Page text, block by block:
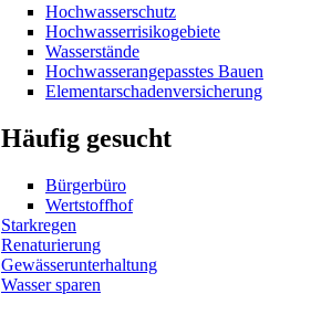
Hochwasserschutz
Hochwasserrisikogebiete
Wasserstände
Hochwasserangepasstes Bauen
Elementarschadenversicherung
Häufig gesucht
Bürgerbüro
Wertstoffhof
Starkregen
Renaturierung
Gewässerunterhaltung
Wasser sparen